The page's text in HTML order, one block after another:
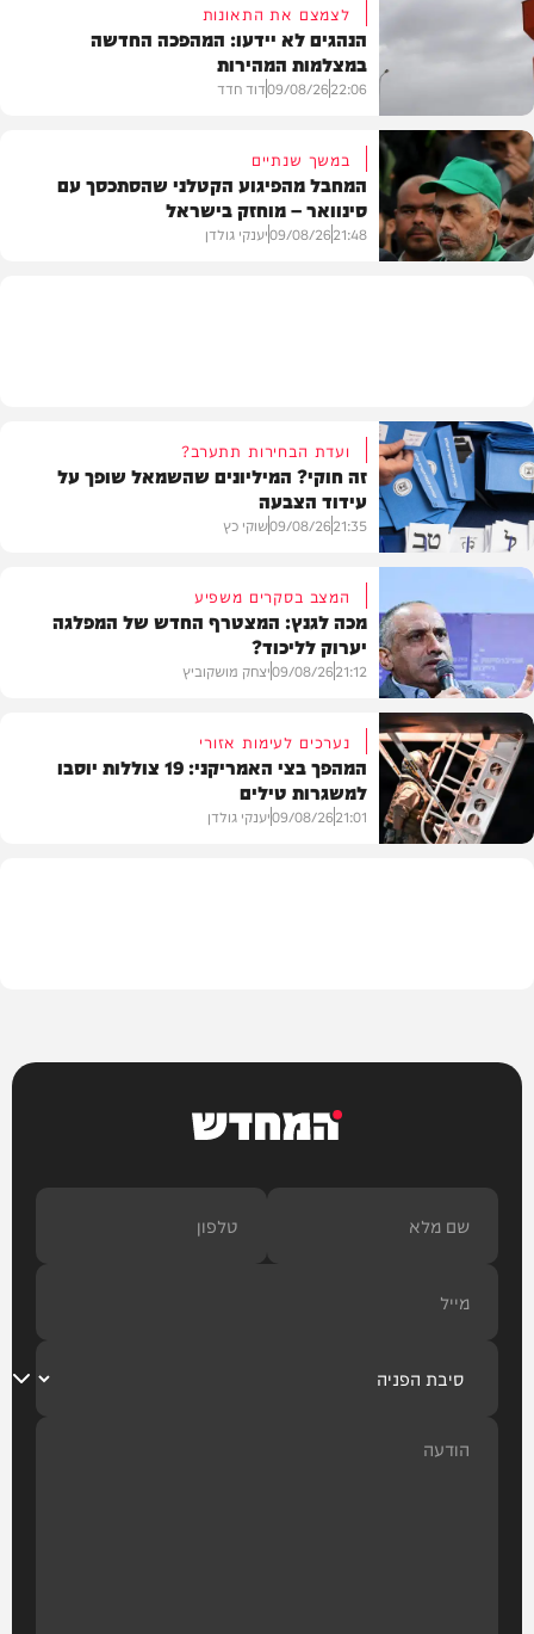
משטרה
לצמצם את התאונות
הנהגים לא יידעו: המהפכה החדשה
במצלמות המהירות
22:06
09/08/26דוד חדד
במשך שנתיים
המחבל מהפיגוע הקטלני שהסתכסך עם
סינוואר – מוחזק בישראל
21:48
09/08/26יענקי גולדן
פוליטי
ועדת הבחירות תתערב?
זה חוקי? המיליונים שהשמאל שופך על
עידוד הצבעה
21:35
09/08/26שוקי כץ
פוליטי
המצב בסקרים משפיע
מכה לגנץ: המצטרף החדש של המפלגה
יערוק לליכוד?
21:12
09/08/26יצחק מושקוביץ
נערכים לעימות אזורי
המהפך בצי האמריקני: 19 צוללות יוסבו
למשגרות טילים
21:01
09/08/26יענקי גולדן
המחדש